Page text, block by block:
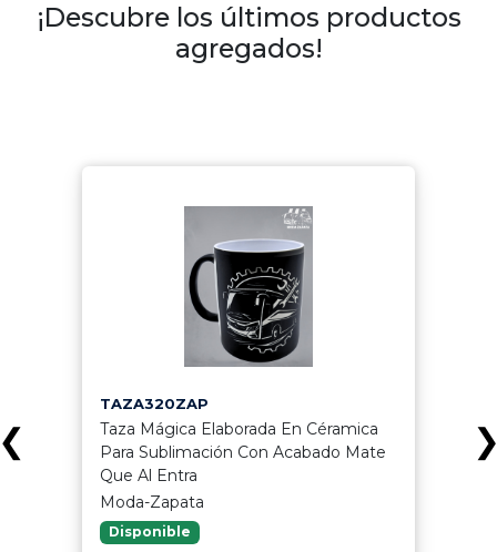
¡Descubre los últimos productos
agregados!
TAZA320ZAP
Taza Mágica Elaborada En Céramica
Para Sublimación Con Acabado Mate
Que Al Entra
Moda-Zapata
Disponible